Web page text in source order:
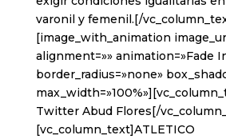
varonil y femenil.[/
[image_with_animation
alignment=»» animation=»Fade
border_radius=»none»
Twitter Abud Flores[/
[vc_column_text]ATLETICO